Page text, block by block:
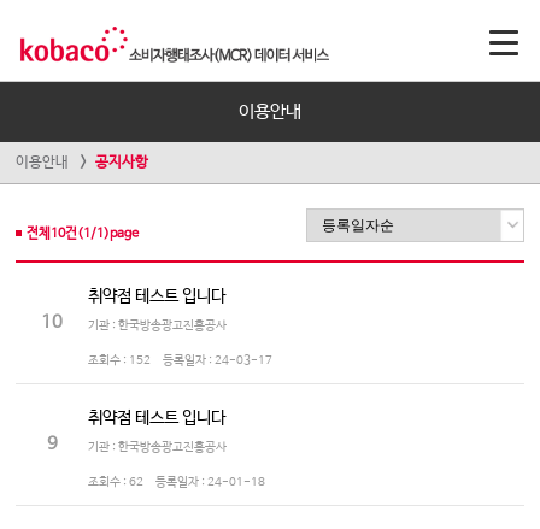
이용안내
이용안내 공지사항
전체 10건(1 /1 )page
10
취약점 테스트 입니다
기관 : 한국방송광고진흥공사
조회수 : 152 등록일자 : 24-03-17
9
취약점 테스트 입니다
기관 : 한국방송광고진흥공사
조회수 : 62 등록일자 : 24-01-18